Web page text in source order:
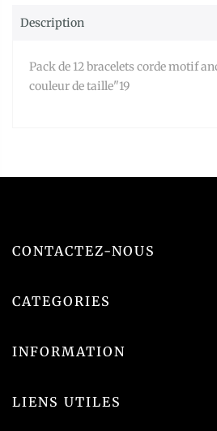
Description
Pack de 12 bracelets corde motif
couleur de taille"19
CONTACTEZ-NOUS
CATEGORIES
INFORMATION
LIENS UTILES